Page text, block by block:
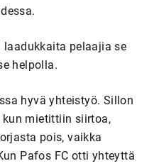
pelaajia se
helpolla.
hyvä yhteistyö. Sillon
mietittiin siirtoa,
pois, vaikka
Pafos FC otti yhteyttä